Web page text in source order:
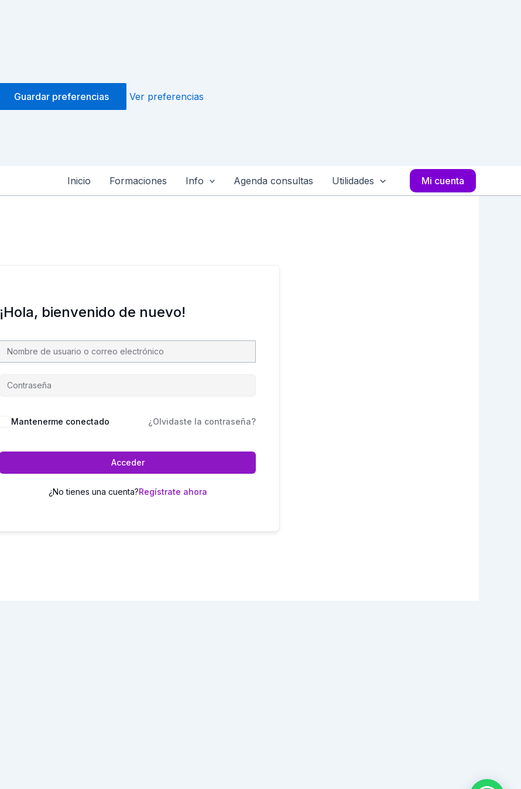
Guardar preferencias
Ver preferencias
Inicio Formaciones Info Agenda consultas Utilidades Mi cuenta
¡Hola, bienvenido de nuevo!
Mantenerme conectado ¿Olvidaste la contraseña?
Acceder
¿No tienes una cuenta?Regístrate ahora